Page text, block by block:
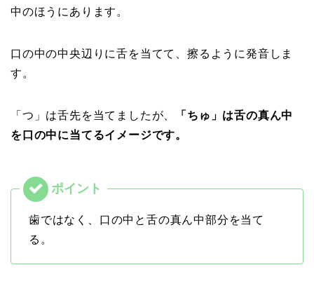
中のほうにあります。
口の中の中央辺りに舌を当てて、擦るように発音しま
す。
「つ」は舌先を当てましたが、
「ちゅ」は舌の真ん中
を口の中に当てるイメージです。
歯ではなく、口の中と舌の真ん中部分を当て
る。